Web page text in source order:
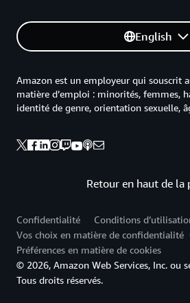
English
Retour en haut de la
Amazon est un employeur qui souscrit
matière d’emploi : minorités, femmes,
identité de genre, orientation sexuelle,
Confidentialité
Conditions
Vos choix en matière de confidentialité
Préférences en matière de cookies
© 2026, Amazon Web Services, Inc. ou
Tous droits réservés.